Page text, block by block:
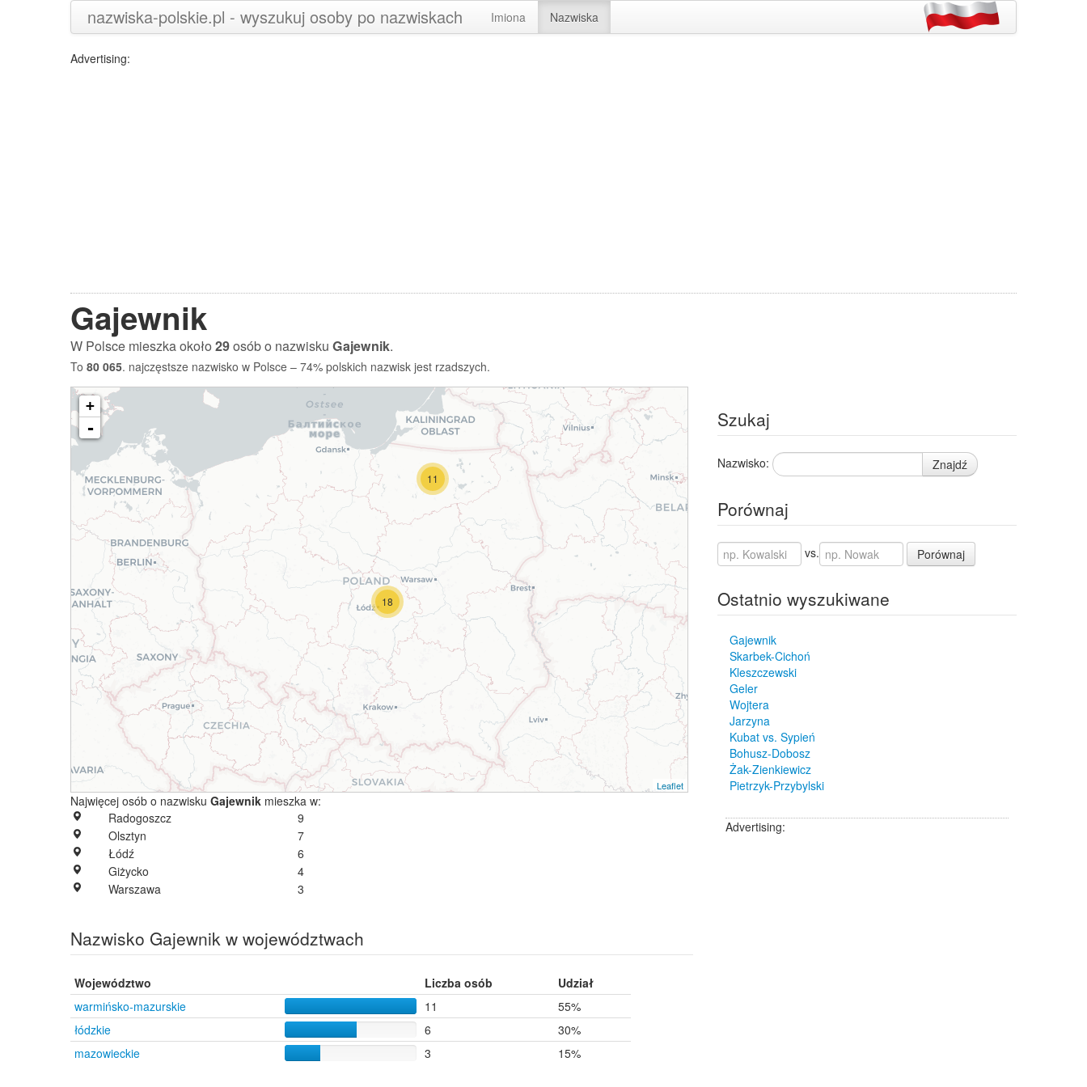
nazwiska-polskie.pl - wyszukuj osoby po nazwiskach Imiona Nazwiska
Advertising:
Gajewnik
W Polsce mieszka około29osób o nazwisku Gajewnik.
To 80 065. najczęstsze nazwisko w Polsce – 74% polskich nazwisk jest rzadszych.
11
18
+
-
Leaflet
Najwięcej osób o nazwisku Gajewnik mieszka w:
Radogoszcz
9
Olsztyn
7
Łódź
6
Giżycko
4
Warszawa
3
Nazwisko Gajewnik w województwach
Województwo Liczba osób
Udział
warmińsko-mazurskie
11
55%
łódzkie
6
30%
mazowieckie
3 15%
Szukaj
Nazwisko: Znajdź
Porównaj
vs. Porównaj
Ostatnio wyszukiwane
Gajewnik
Skarbek-Cichoń
Kleszczewski
Geler
Wojtera
Jarzyna
Kubat vs. Sypień
Bohusz-Dobosz
Żak-Zienkiewicz
Pietrzyk-Przybylski
Advertising: